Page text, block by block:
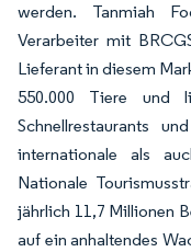
werden. Tanmiah
Verarbeiter mit
Lieferant in diesem
550.000 Tiere und
Schnellrestaurants
internationale als
Nationale
jährlich 11,7 Millionen
auf ein anhaltendes